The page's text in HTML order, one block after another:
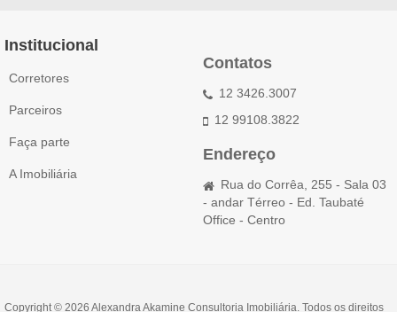
Institucional
Corretores
Parceiros
Faça parte
A Imobiliária
Contatos
12 3426.3007
12 99108.3822
Endereço
Rua do Corrêa, 255 - Sala 03
- andar Térreo - Ed. Taubaté
Office - Centro
Copyright © 2026 Alexandra Akamine Consultoria Imobiliária. Todos os direitos